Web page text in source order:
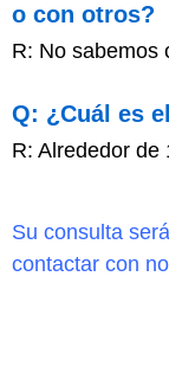
o con otros?
R: No sabemos
Q: ¿Cuál es
R: Alrededor
Su consulta
contactar con